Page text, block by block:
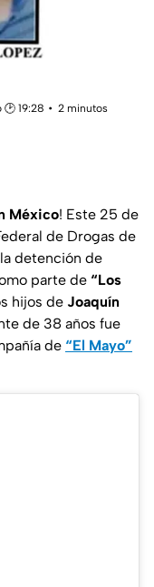
🕑 19:28
2 minutos
México! Este 25 de
de Drogas de
detención de
parte de “Los
hijos de Joaquín
de 38 años fue
de “El Mayo”